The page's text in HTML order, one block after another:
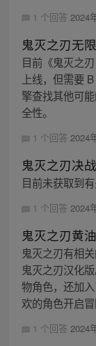
1 个回答 2024
鬼灭之刃无
目前《鬼灭之
上线，但需要
擎查找其他可
全性。
1 个回答 2024
鬼灭之刃决
目前未获取到
1 个回答 2024
鬼灭之刃黄
鬼灭之刃有相
鬼灭之刃汉化
物角色，还加
欢的角色开启
1 个回答 2024